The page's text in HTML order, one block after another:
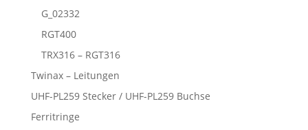
G_02332
RGT400
TRX316 – RGT316
Twinax – Leitungen
UHF-PL259 Stecker / UHF-PL259 Buchse
Ferritringe